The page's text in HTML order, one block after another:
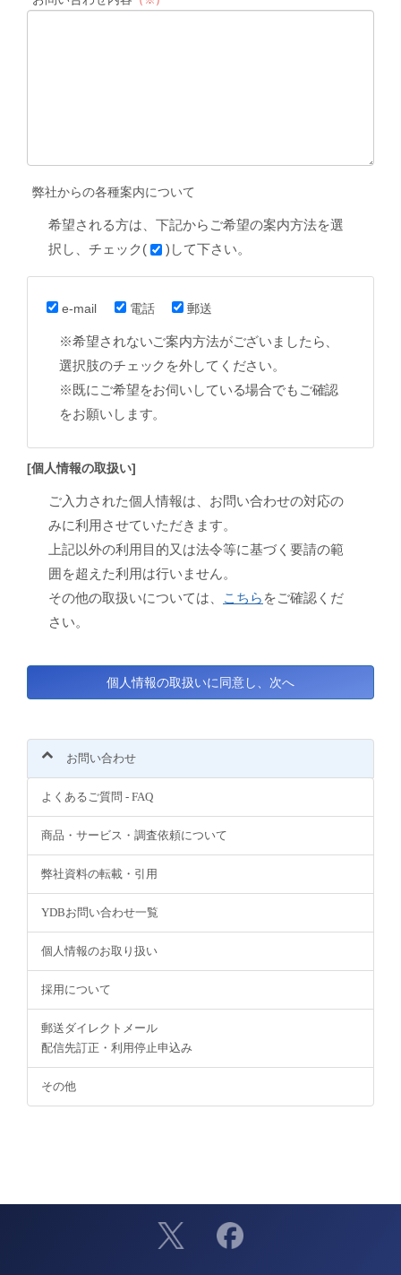
弊社からの各種案内について
希望される方は、下記からご希望の案内方法を選
択し、チェック(
)して下さい。
e-mail 電話 郵送
※希望されないご案内方法がございましたら、
選択肢のチェックを外してください。
※既にご希望をお伺いしている場合でもご確認
をお願いします。
[個人情報の取扱い]
ご入力された個人情報は、お問い合わせの対応の
みに利用させていただきます。
上記以外の利用目的又は法令等に基づく要請の範
囲を超えた利用は行いません。
その他の取扱いについては、
こちら をご確認くだ
さい。
お問い合わせ
よくあるご質問 - FAQ
商品・サービス・調査依頼について
弊社資料の転載・引用
YDBお問い合わせ一覧
個人情報のお取り扱い
採用について
郵送ダイレクトメール
配信先訂正・利用停止申込み
その他